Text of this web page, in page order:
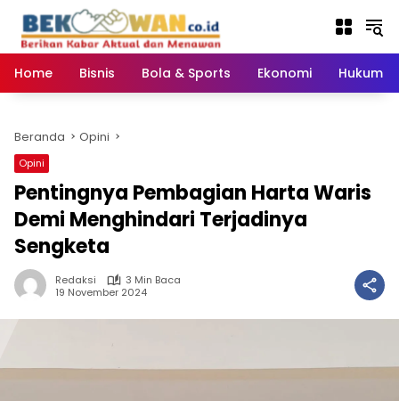
konten
Home
Bisnis Bola & Sports Ekonomi Hukum
Beranda Opini
Opini
Pentingnya Pembagian Harta Waris
Demi Menghindari Terjadinya
Sengketa
Redaksi
3 Min Baca
19 November 2024